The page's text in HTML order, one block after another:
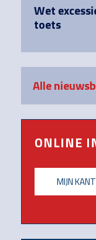
Wet
toets
Alle
ONLINE
MIJN